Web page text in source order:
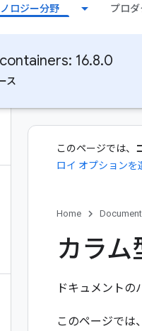
ロジー分野 プロ
16.8.0
ス
このページでは、
ロイ オプションを
Home
カラ
ドキュメントの
このページでは